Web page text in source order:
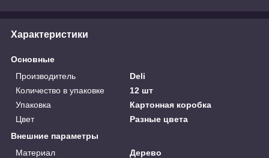
Характеристики
Основные
Производитель
Deli
Количество в упаковке
12 шт
Упаковка
Картонная коробка
Цвет
Разные цвета
Внешние параметры
Материал
Дерево